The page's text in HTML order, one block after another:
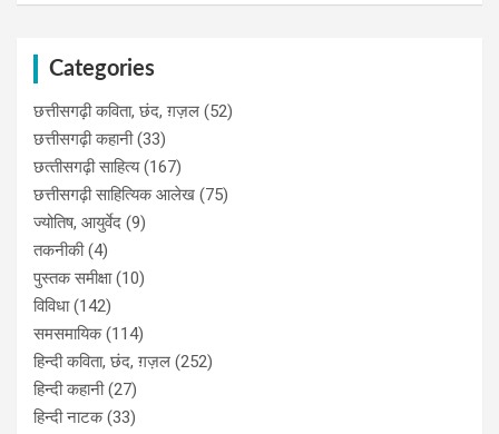
Categories
छत्तीसगढ़ी कविता, छंद, ग़ज़ल (52)
छत्तीसगढ़ी कहानी(33)
छत्‍तीसगढ़ी साहित्‍य(167)
छत्तीसगढ़ी साहित्यिक आलेख (75)
ज्योतिष, आयुर्वेद (9)
तकनीकी(4)
पुस्‍तक समीक्षा(10)
विविधा(142)
समसमायिक(114)
हिन्दी कविता, छंद, ग़ज़ल (252)
हिन्दी कहानी(27)
हिन्‍दी नाटक(33)